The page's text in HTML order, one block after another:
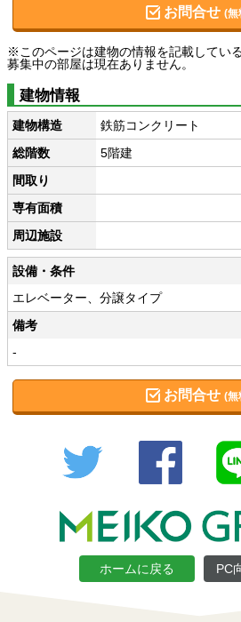
お問合せ (無
※このページは建物の情報を記載してい
募集中の部屋は現在ありません。
建物情報
建物構造
鉄筋コンクリート
総階数
5階建
間取り
専有面積
周辺施設
設備・条件
エレベーター、分譲タイプ
備考
-
お問合せ (無
Twitter
ホームに戻る PC